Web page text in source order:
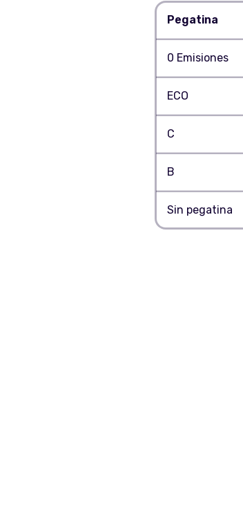
Pegatina
0 Emisiones
ECO
C
B
Sin pegatina